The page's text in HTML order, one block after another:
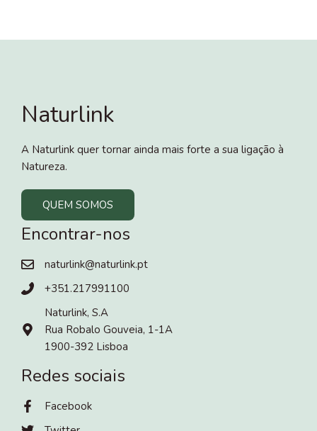
Naturlink
A Naturlink quer tornar ainda mais forte a sua ligação à
Natureza.
QUEM SOMOS
Encontrar-nos
naturlink@naturlink.pt
+351.217991100
Naturlink, S.A
Rua Robalo Gouveia, 1-1A
1900-392 Lisboa
Redes sociais
Facebook